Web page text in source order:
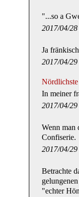
"...so a
2017/04/28
Ja
2017/04/29
In meiner
2017/04/29
Wenn man
Confiserie.
2017/04/29
Betrachte
"echter